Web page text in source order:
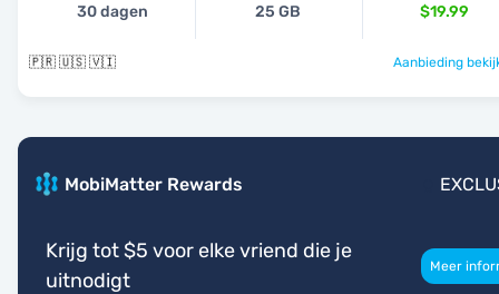
30 dagen 25 GB $19.99
🇵🇷 🇺🇸 🇻🇮 Aanbieding
MobiMatter Rewards
Krijg tot $5 voor elke vriend die je
uitnodigt
Meer